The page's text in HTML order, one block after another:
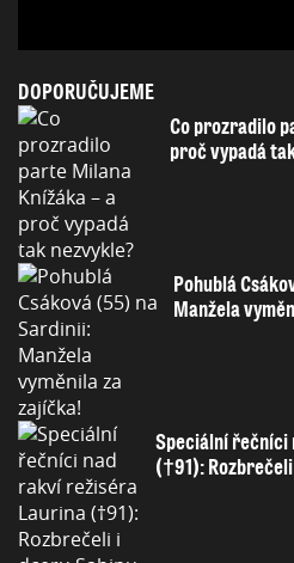
DOPORUČUJEME
Co prozradilo
proč vypadá
Pohublá
Manžela
Speciální
(†91):